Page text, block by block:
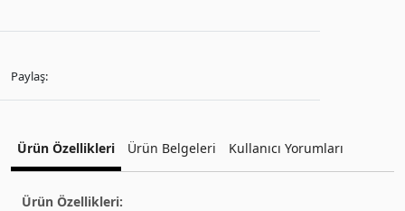
Paylaş:
Ürün Özellikleri Ürün Belgeleri Kullanıcı Yorumları
Ürün Özellikleri: